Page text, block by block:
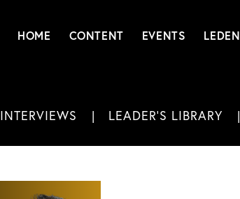
HOME CONTENT EVENTS LEDEN
INTERVIEWS LEADER'S LIBRARY